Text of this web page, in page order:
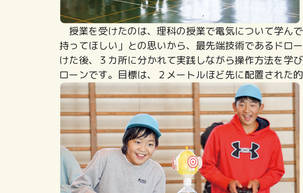
授業を受けたのは、理科の授業で電気について学ん
持ってほしい」との思いから、最先端技術であるドロ
けた後、３カ所に分かれて実践しながら操作方法を学
ローンです。目標は、２メートルほど先に配置された